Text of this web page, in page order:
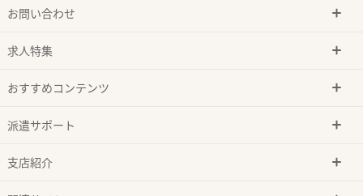
お問い合わせ
求人特集
おすすめコンテンツ
派遣サポート
支店紹介